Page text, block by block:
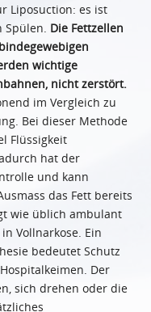
Liposuction: es ist
Spülen. Die Fettzellen
wichtige
nicht zerstört.
im Vergleich zu
Bei dieser Methode
Flüssigkeit
hat der
und kann
das Fett bereits
wie üblich ambulant
Vollnarkose. Ein
bedeutet Schutz
Der
sich drehen oder die